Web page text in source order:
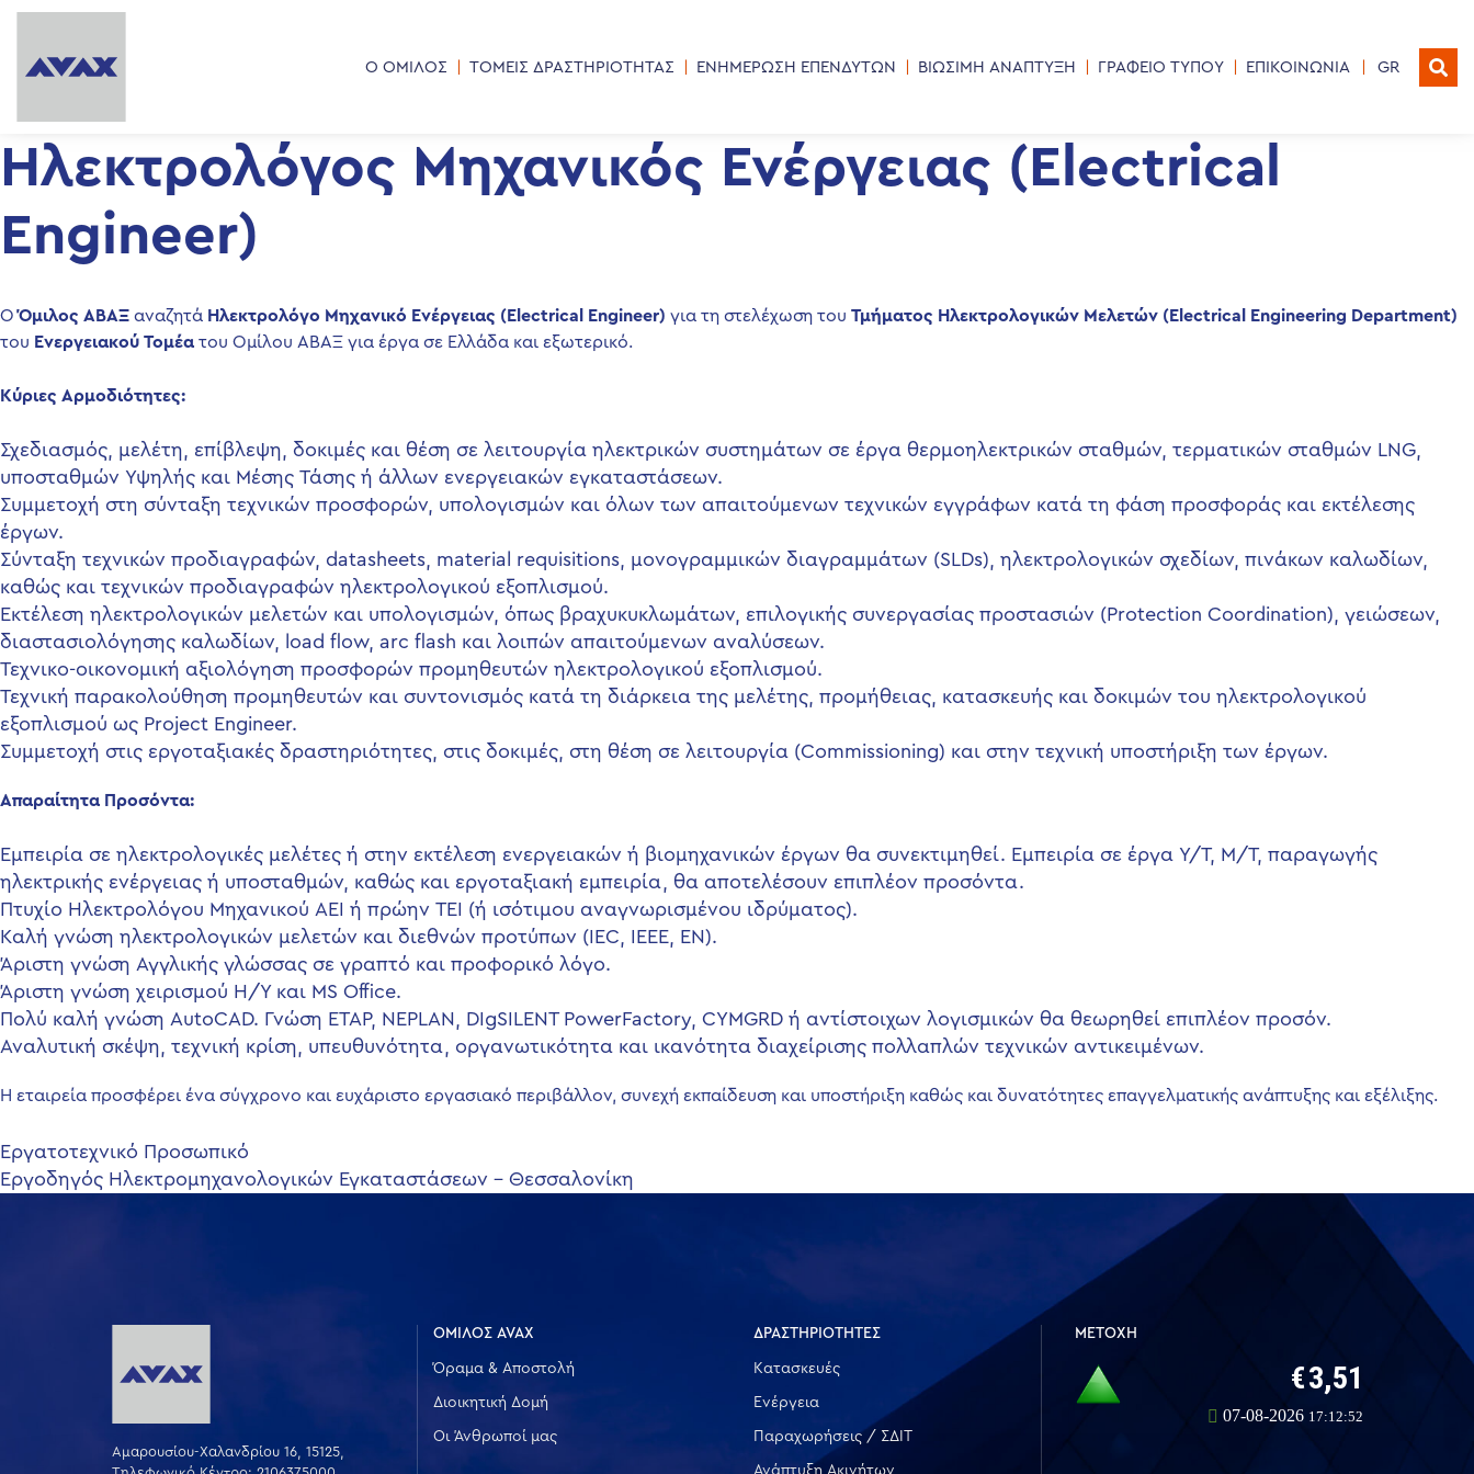
Ο ΟΜΙΛΟΣ ΤΟΜΕΙΣ ΔΡΑΣΤΗΡΙΟΤΗΤΑΣ ΕΝΗΜΕΡΩΣΗ ΕΠΕΝΔΥΤΩΝ ΒΙΩΣΙΜΗ ΑΝΑΠΤΥΞΗ ΓΡΑΦΕΙΟ ΤΥΠΟΥ ΕΠΙΚΟΙΝΩΝΙΑ GR
Ηλεκτρολόγος Μηχανικός Ενέργειας (Electrical
Engineer)
ΟΌμιλος ΑΒΑΞ αναζητά Ηλεκτρολόγο Μηχανικό Ενέργειας (Electrical Engineer) για τη στελέχωση του Τμήματος Ηλεκτρολογικών Μελετών (Electrical Engineering Department)
του Ενεργειακού Τομέα του Ομίλου ΑΒΑΞ για έργα σε Ελλάδα και εξωτερικό.
Κύριες Αρμοδιότητες:
Σχεδιασμός, μελέτη, επίβλεψη, δοκιμές και θέση σε λειτουργία ηλεκτρικών συστημάτων σε έργα θερμοηλεκτρικών σταθμών, τερματικών σταθμών LNG,
υποσταθμών Υψηλής και Μέσης Τάσης ή άλλων ενεργειακών εγκαταστάσεων.
Συμμετοχή στη σύνταξη τεχνικών προσφορών, υπολογισμών και όλων των απαιτούμενων τεχνικών εγγράφων κατά τη φάση προσφοράς και εκτέλεσης
έργων.
Σύνταξη τεχνικών προδιαγραφών, datasheets, material requisitions, μονογραμμικών διαγραμμάτων (SLDs), ηλεκτρολογικών σχεδίων, πινάκων καλωδίων,
καθώς και τεχνικών προδιαγραφών ηλεκτρολογικού εξοπλισμού.
Εκτέλεση ηλεκτρολογικών μελετών και υπολογισμών, όπως βραχυκυκλωμάτων, επιλογικής συνεργασίας προστασιών (Protection Coordination), γειώσεων,
διαστασιολόγησης καλωδίων, load flow, arc flash και λοιπών απαιτούμενων αναλύσεων.
Τεχνικο-οικονομική αξιολόγηση προσφορών προμηθευτών ηλεκτρολογικού εξοπλισμού.
Τεχνική παρακολούθηση προμηθευτών και συντονισμός κατά τη διάρκεια της μελέτης, προμήθειας, κατασκευής και δοκιμών του ηλεκτρολογικού
εξοπλισμού ως Project Engineer.
Συμμετοχή στις εργοταξιακές δραστηριότητες, στις δοκιμές, στη θέση σε λειτουργία (Commissioning) και στην τεχνική υποστήριξη των έργων.
Απαραίτητα Προσόντα:
Εμπειρία σε ηλεκτρολογικές μελέτες ή στην εκτέλεση ενεργειακών ή βιομηχανικών έργων θα συνεκτιμηθεί. Εμπειρία σε έργα Υ/Τ, Μ/Τ, παραγωγής
ηλεκτρικής ενέργειας ή υποσταθμών, καθώς και εργοταξιακή εμπειρία, θα αποτελέσουν επιπλέον προσόντα.
Πτυχίο Ηλεκτρολόγου Μηχανικού ΑΕΙ ή πρώην ΤΕΙ (ή ισότιμου αναγνωρισμένου ιδρύματος).
Kαλή γνώση ηλεκτρολογικών μελετών και διεθνών προτύπων (IEC, IEEE, EN).
Άριστη γνώση Αγγλικής γλώσσας σε γραπτό και προφορικό λόγο.
Άριστη γνώση χειρισμού Η/Υ και MS Office.
Πολύ καλή γνώση AutoCAD. Γνώση ETAP, NEPLAN, DIgSILENT PowerFactory, CYMGRD ή αντίστοιχων λογισμικών θα θεωρηθεί επιπλέον προσόν.
Αναλυτική σκέψη, τεχνική κρίση, υπευθυνότητα, οργανωτικότητα και ικανότητα διαχείρισης πολλαπλών τεχνικών αντικειμένων.
Η εταιρεία προσφέρει ένα σύγχρονο και ευχάριστο εργασιακό περιβάλλον, συνεχή εκπαίδευση και υποστήριξη καθώς και δυνατότητες επαγγελματικής ανάπτυξης και εξέλιξης.
Πλοήγηση
Εργατοτεχνικό Προσωπικό
Εργοδηγός Ηλεκτρομηχανολογικών Εγκαταστάσεων – Θεσσαλονίκη
Αμαρουσίου-Χαλανδρίου 16, 15125,
ΟΜΙΛΟΣ AVAX
Όραμα & Αποστολή
Διοικητική Δομή
Οι Άνθρωποί μας
ΔΡΑΣΤΗΡΙΟΤΗΤΕΣ
Κατασκευές
Ενέργεια
Παραχωρήσεις / ΣΔΙΤ
Ανάπτυξη Ακινήτων
ΜΕΤΟΧΗ